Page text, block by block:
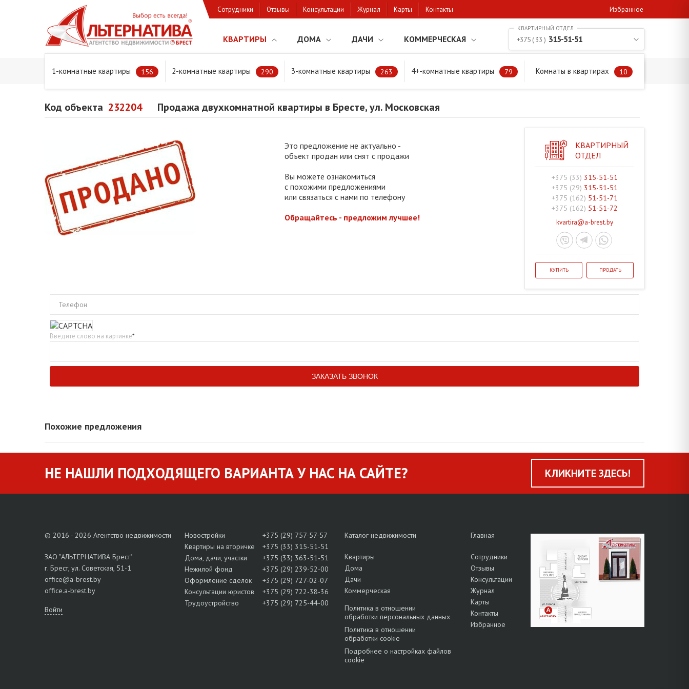
Сотрудники Отзывы Консультации Журнал Карты Контакты Избранное
КВАРТИРЫ ДОМА ДАЧИ КОММЕРЧЕСКАЯ
1-комнатные квартиры 156 2-комнатные квартиры 290 3-комнатные квартиры 263 4+-комнатные квартиры 79 Комнаты в квартирах 10
+375 ( 33 ) 315-51-51
Главная Предложения Квартиры Продажа двухкомнатной квартиры в Бресте, ул. Московская
Код объекта 232204 Продажа двухкомнатной квартиры в Бресте, ул. Московская
Это предложение не актуально -
объект продан или снят с продажи
Вы можете ознакомиться
с похожими предложениями
или связаться с нами по телефону
Обращайтесь - предложим лучшее!
КВАРТИРНЫЙ
ОТДЕЛ
+375 (33) 315-51-51
+375 (29) 315-51-51
+375 (162) 51-51-71
+375 (162) 51-51-72
kvartira@a-brest.by
КУПИТЬ ПРОДАТЬ
Телефон
Введите слово на картинке*
Похожие предложения
НЕ НАШЛИ ПОДХОДЯЩЕГО ВАРИАНТА У НАС НА САЙТЕ? КЛИКНИТЕ ЗДЕСЬ!
© 2016 - 2026 Агентство недвижимости
ЗАО "АЛЬТЕРНАТИВА Брест"
г. Брест, ул. Советская, 51-1
office@a-brest.by
office.a-brest.by
Войти
Новостройки
+375 (29) 757-57-57
Квартиры на вторичке
+375 (33) 315-51-51
Дома, дачи, участки
+375 (33) 363-51-51
Нежилой фонд
+375 (29) 239-52-00
Оформление сделок
+375 (29) 727-02-07
Консультации юристов
+375 (29) 722-38-36
Трудоустройство
+375 (29) 725-44-00
Каталог недвижимости
Квартиры
Дома
Дачи
Коммерческая
Политика в отношении
обработки персональных данных
Политика в отношении
обработки cookie
Подробнее о настройках файлов
cookie
Главная
Сотрудники
Отзывы
Консультации
Журнал
Карты
Контакты
Избранное